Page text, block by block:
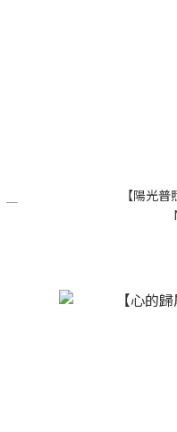
【陽光